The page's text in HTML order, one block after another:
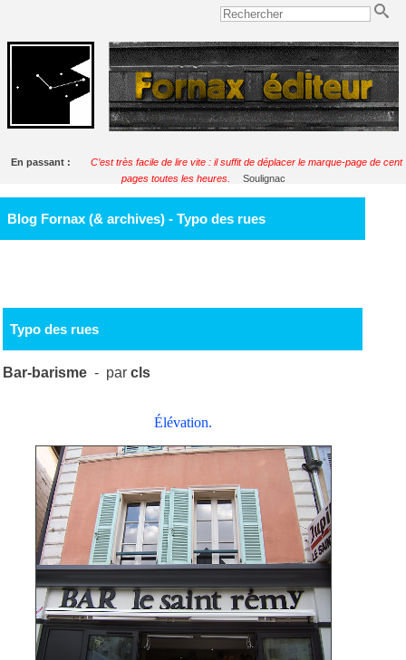
En passant :
C’est très facile de lire vite : il suffit de déplacer le marque-page de cent
pages toutes les heures.
Soulignac
Blog Fornax (& archives) - Typo des rues
Typo des rues
Bar-barisme - parcls
Élévation.